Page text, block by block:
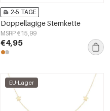
2-5 TAGE
Doppellagige Sternkette
MSRP €15,99
€4,95
EU-Lager